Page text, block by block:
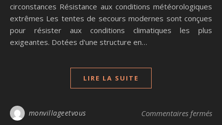
circonstances Résistance aux conditions météorologiques
extrêmes Les tentes de secours modernes sont conçues
pour résister aux conditions climatiques les plus
exigeantes. Dotées d'une structure en…
LIRE LA SUITE
monvillageetvous Commentaires fermés